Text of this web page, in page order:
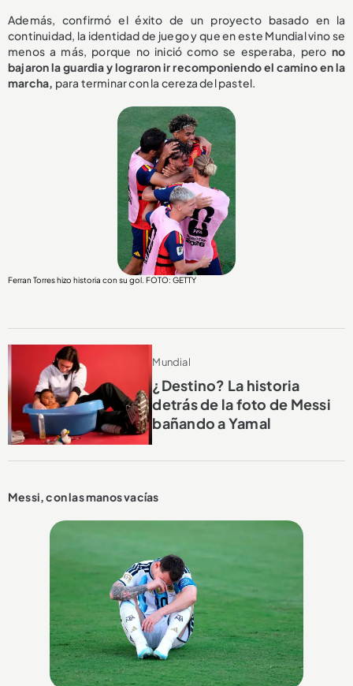
Además, confirmó el éxito de un proyecto basado en la
continuidad, la identidad de juego y que en este Mundial vino se
menos a más, porque no inició como se esperaba, pero no
bajaron la guardia y lograron ir recomponiendo el camino en la
marcha, para terminar con la cereza del pastel.
Ferran Torres hizo historia con su gol. FOTO: GETTY
Mundial
¿Destino? La historia
detrás de la foto de Messi
bañando a Yamal
Messi, con las manos vacías